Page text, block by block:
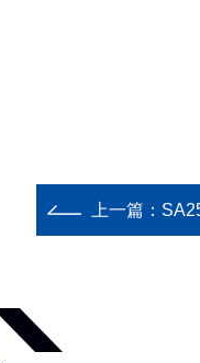
上一篇：